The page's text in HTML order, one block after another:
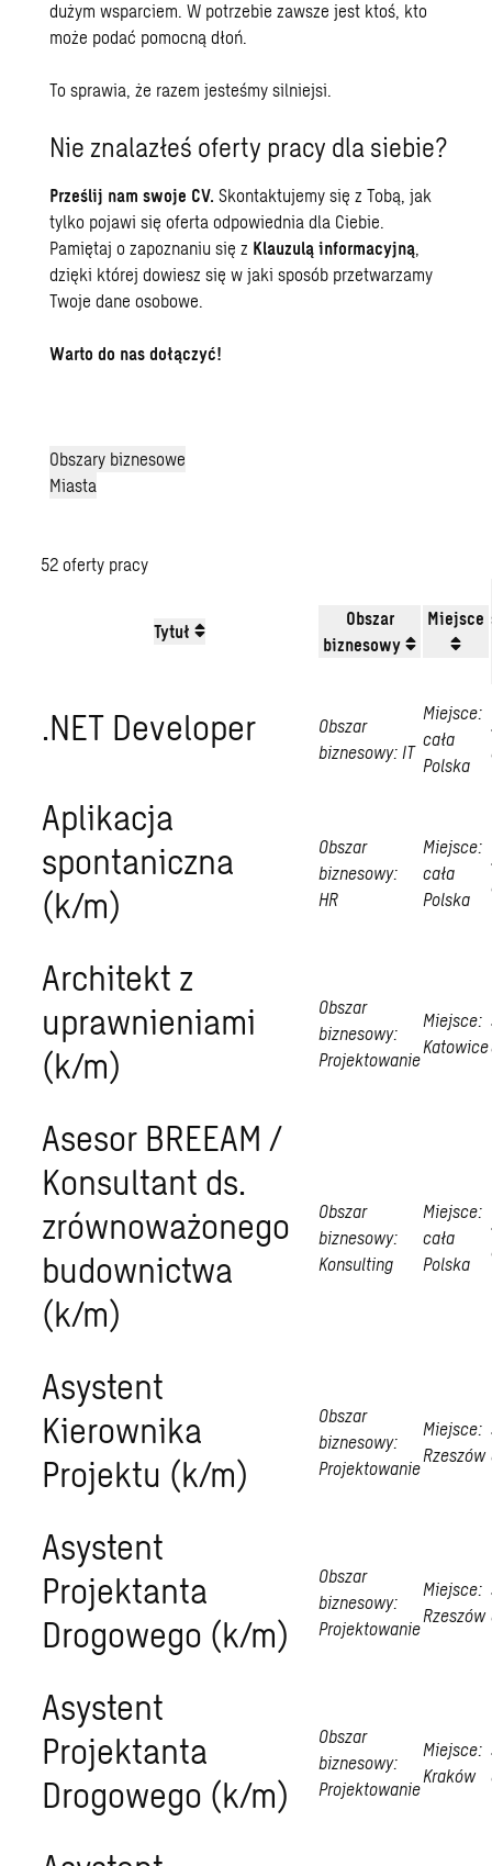
dużym wsparciem. W potrzebie zawsze jest ktoś, kto
może podać pomocną dłoń.
To sprawia, że razem jesteśmy silniejsi.
Nie znalazłeś oferty pracy dla siebie?
Prześlij nam swoje CV. Skontaktujemy się z Tobą, jak
tylko pojawi się oferta odpowiednia dla Ciebie.
Pamiętaj o zapoznaniu się z Klauzulą informacyjną,
dzięki której dowiesz się w jaki sposób przetwarzamy
Twoje dane osobowe.
Warto do nas dołączyć!
Obszary biznesowe
Miasta
52 oferty pracy
Tytuł
Obszar
biznesowy
Miejsce
.NET Developer
Obszar
biznesowy: IT
Miejsce:
cała
Polska
Aplikacja
spontaniczna
(k/m)
Obszar
biznesowy:
HR
Miejsce:
cała
Polska
Architekt z
uprawnieniami
(k/m)
Obszar
biznesowy:
Projektowanie
Miejsce:
Katowice
Asesor BREEAM /
Konsultant ds.
zrównoważonego
budownictwa
(k/m)
Obszar
biznesowy:
Konsulting
Miejsce:
cała
Polska
Asystent
Kierownika
Projektu (k/m)
Obszar
biznesowy:
Projektowanie
Miejsce:
Rzeszów
Asystent
Projektanta
Drogowego (k/m)
Obszar
biznesowy:
Projektowanie
Miejsce:
Rzeszów
Asystent
Projektanta
Drogowego (k/m)
Obszar
biznesowy:
Projektowanie
Miejsce:
Kraków